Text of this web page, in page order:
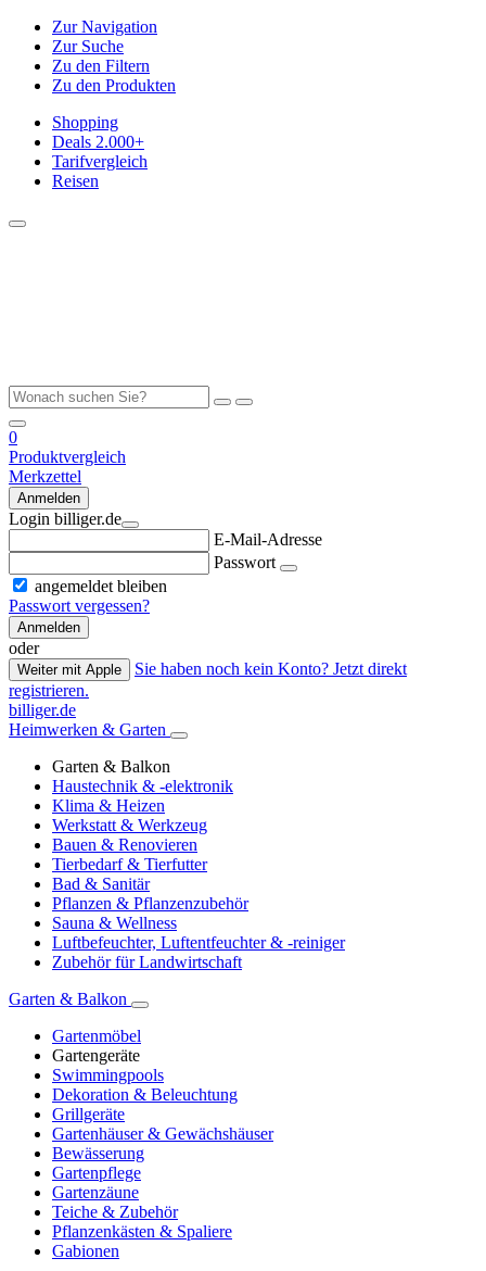
Zur Navigation
Zur Suche
Zu den Filtern
Zu den Produkten
Shopping
Deals 2.000+
Tarifvergleich
Reisen
0
Produktvergleich
Merkzettel
Anmelden
Login billiger.de
E-Mail-Adresse
Passwort
angemeldet bleiben
Passwort vergessen?
Anmelden
oder
Weiter mit Apple
Sie haben noch kein Konto? Jetzt direkt
registrieren.
billiger.de
Heimwerken & Garten
Garten & Balkon
Haustechnik & -elektronik
Klima & Heizen
Werkstatt & Werkzeug
Bauen & Renovieren
Tierbedarf & Tierfutter
Bad & Sanitär
Pflanzen & Pflanzenzubehör
Sauna & Wellness
Luftbefeuchter, Luftentfeuchter & -reiniger
Zubehör für Landwirtschaft
Garten & Balkon
Gartenmöbel
Gartengeräte
Swimmingpools
Dekoration & Beleuchtung
Grillgeräte
Gartenhäuser & Gewächshäuser
Bewässerung
Gartenpflege
Gartenzäune
Teiche & Zubehör
Pflanzenkästen & Spaliere
Gabionen